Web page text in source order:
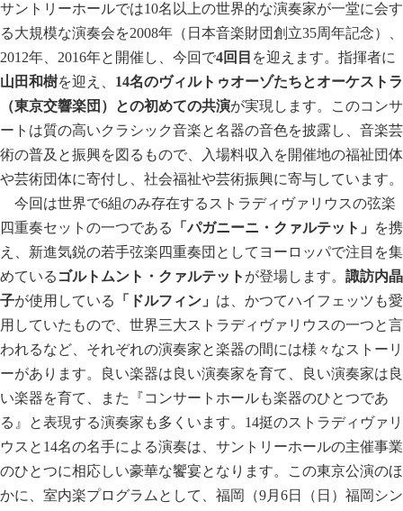
サントリーホールでは10名以上の世界的な演奏家が一堂に会す
る大規模な演奏会を2008年（日本音楽財団創立35周年記念）、
2012年、2016年と開催し、今回で4回目 を迎えます。指揮者に
山田和樹を迎え、 14名のヴィルトゥオーゾたちとオーケストラ
（東京交響楽団）との初めての共演が実現します。このコンサ
ートは質の高いクラシック音楽と名器の音色を披露し、音楽芸
術の普及と振興を図るもので、入場料収入を開催地の福祉団体
や芸術団体に寄付し、社会福祉や芸術振興に寄与しています。
今回は世界で6組のみ存在するストラディヴァリウスの弦楽
四重奏セットの一つである
「パガニーニ・クァルテット」
を携
え、新進気鋭の若手弦楽四重奏団としてヨーロッパで注目を集
めている ゴルトムント・クァルテット が登場します。 諏訪内晶
子が使用している 「ドルフィン」 は、かつてハイフェッツも愛
用していたもので、世界三大ストラディヴァリウスの一つと言
われるなど、それぞれの演奏家と楽器の間には様々なストーリ
ーがあります。良い楽器は良い演奏家を育て、良い演奏家は良
い楽器を育て、また『コンサートホールも楽器のひとつであ
る』と表現する演奏家も多くいます。14挺のストラディヴァリ
ウスと14名の名手による演奏は、サントリーホールの主催事業
のひとつに相応しい豪華な饗宴となります。この東京公演のほ
かに、室内楽プログラムとして、福岡（9月6日（日）福岡シン